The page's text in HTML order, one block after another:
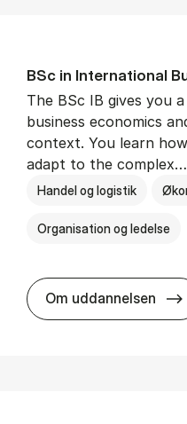
BSc in In­ter­na­tion­al
The BSc IB gives you
business economics
context. You learn
adapt to the complex…
Handel og logistik
Organisation og ledelse
Om uddannelsen